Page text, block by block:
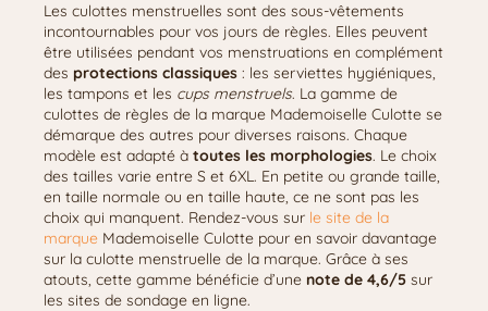
Les culottes menstruelles sont des sous-vêtements
incontournables pour vos jours de règles. Elles peuvent
être utilisées pendant vos menstruations en complément
des protections classiques : les serviettes hygiéniques,
les tampons et les cups menstruels. La gamme de
culottes de règles de la marque Mademoiselle Culotte se
démarque des autres pour diverses raisons. Chaque
modèle est adapté à toutes les morphologies. Le choix
des tailles varie entre S et 6XL. En petite ou grande taille,
en taille normale ou en taille haute, ce ne sont pas les
choix qui manquent. Rendez-vous sur le site de la
marque Mademoiselle Culotte pour en savoir davantage
sur la culotte menstruelle de la marque. Grâce à ses
atouts, cette gamme bénéficie d’une note de 4,6/5 sur
les sites de sondage en ligne.